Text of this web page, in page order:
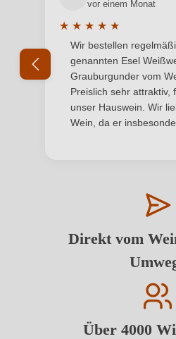
vor einem Monat
★ ★ ★ ★ ★
Durchschnittliche
Wir bestellen
genannten Esel
Grauburgunder vom
Preislich sehr attraktiv,
unser Hauswein. Wir
Wein, da er
Direkt vom
Über 4000